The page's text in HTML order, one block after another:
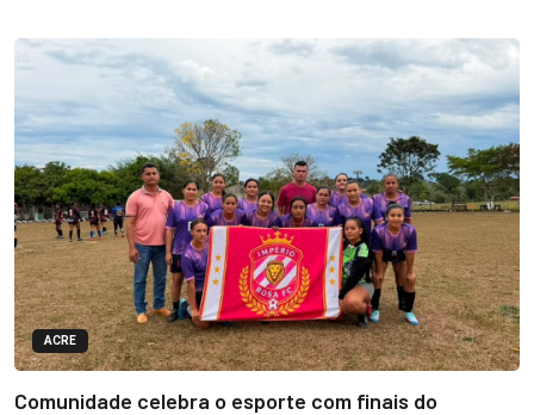
ACRE
Comunidade celebra o esporte com finais do